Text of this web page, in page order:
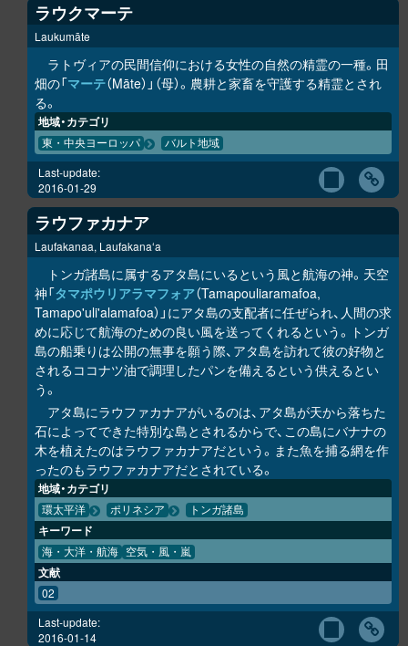
ラウクマーテ
Laukumāte
ラトヴィアの民間信仰における女性の自然の精霊の一種。田
畑の「マーテ（Māte）」（母）。農耕と家畜を守護する精霊とされ
る。
地域・カテゴリ
東・中央ヨーロッパ バルト地域
Last-update:
2016-01-29
ラウファカナア
Laufakanaa, Laufakanaʻa
トンガ諸島に属するアタ島にいるという風と航海の神。天空
神「タマポウリアラマフォア（Tamapouliaramafoa,
Tamapo'uli'alamafoa）」にアタ島の支配者に任ぜられ、人間の求
めに応じて航海のための良い風を送ってくれるという。トンガ
島の船乗りは公開の無事を願う際、アタ島を訪れて彼の好物と
されるココナツ油で調理したパンを備えるという供えるとい
う。
アタ島にラウファカナアがいるのは、アタ島が天から落ちた
石によってできた特別な島とされるからで、この島にバナナの
木を植えたのはラウファカナアだという。また魚を捕る網を作
ったのもラウファカナアだとされている。
地域・カテゴリ
環太平洋 ポリネシア トンガ諸島
キーワード
海・大洋・航海 空気・風・嵐
文献
02
Last-update:
2016-01-14